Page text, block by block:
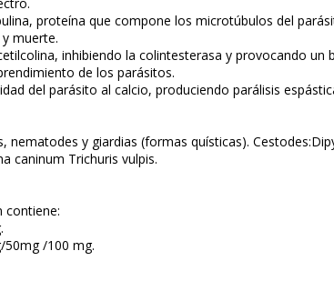
proteína que compone los microtúbulos del
muerte.
inhibiendo la colintesterasa y provocando
de los parásitos.
del parásito al calcio, produciendo parálisis
nematodes y giardias (formas quísticas).
caninum Trichuris vulpis.
contiene:
/100 mg.